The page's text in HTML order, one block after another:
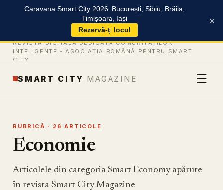
Caravana Smart City 2026: București, Sibiu, Brăila,
Timișoara, Iași
Rezervă-ți locul
×
REVISTĂ DIGITALĂ DEDICATĂ COMUNITĂȚILOR
INTELIGENTE - ASOCIAȚIA ROMÂNĂ PENTRU SMART
CITY
SMART CITY MAGAZINE ☰
RUBRICĂ · 26 ARTICOLE
Economie
Articolele din categoria Smart Economy apărute
în revista Smart City Magazine